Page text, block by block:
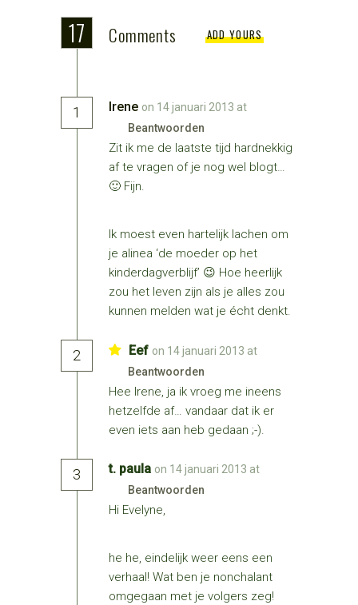
17 Comments ADD YOURS
1 Irene on 14 januari 2013 at
Beantwoorden
Zit ik me de laatste tijd hardnekkig
af te vragen of je nog wel blogt…
🙂 Fijn.
Ik moest even hartelijk lachen om
je alinea ‘de moeder op het
kinderdagverblijf’ 😉 Hoe heerlijk
zou het leven zijn als je alles zou
kunnen melden wat je écht denkt.
2 Eef on 14 januari 2013 at
Beantwoorden
Hee Irene, ja ik vroeg me ineens
hetzelfde af… vandaar dat ik er
even iets aan heb gedaan ;-).
3 t. paula on 14 januari 2013 at
Beantwoorden
Hi Evelyne,
he he, eindelijk weer eens een
verhaal! Wat ben je nonchalant
omgegaan met je volgers zeg!